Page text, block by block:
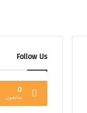
Follow Us
0
متابعون